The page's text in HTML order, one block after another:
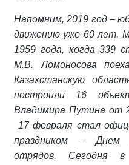
Напомним, 2019 год –
движению уже 60 лет.
1959 года, когда 339
М.В. Ломоносова
Казахстанскую
построили 16
Владимира Путина от
17 февраля стал
праздником – Днем
отрядов. Сегодня в